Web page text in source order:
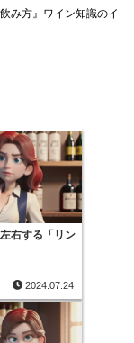
み方』ワイン知識のイ
右する「リン
2024.07.24